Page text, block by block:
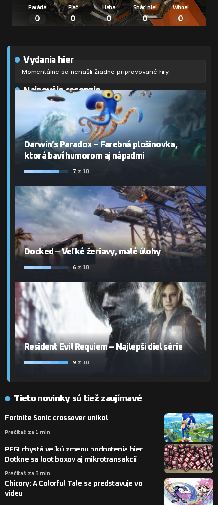
Paráda
0
Plač
0
Haha
0
Snáď nie!
0
Whoa!
0
Vydania hier
Momentálne sa nenašli žiadne pripravované hry.
Najnovšie recenzie
Darwin’s Paradox – Farebná plošinovka,
ktorá baví humorom aj nápadmi
7 z 10
Docked – Veľké žeriavy, malé úlohy
6 z 10
Resident Evil Requiem – Najlepší diel série
9 z 10
Tieto novinky sú tiež zaujímavé
Fortnite Sonic crossover unikol
Prečítaš za 1 min
PEGI chystá veľkú zmenu hodnotenia hier.
Dotkne sa loot boxov aj mikrotransakcií
Prečítaš za 3 min
Chicory: A Colorful Tale sa predstavuje vo
videu